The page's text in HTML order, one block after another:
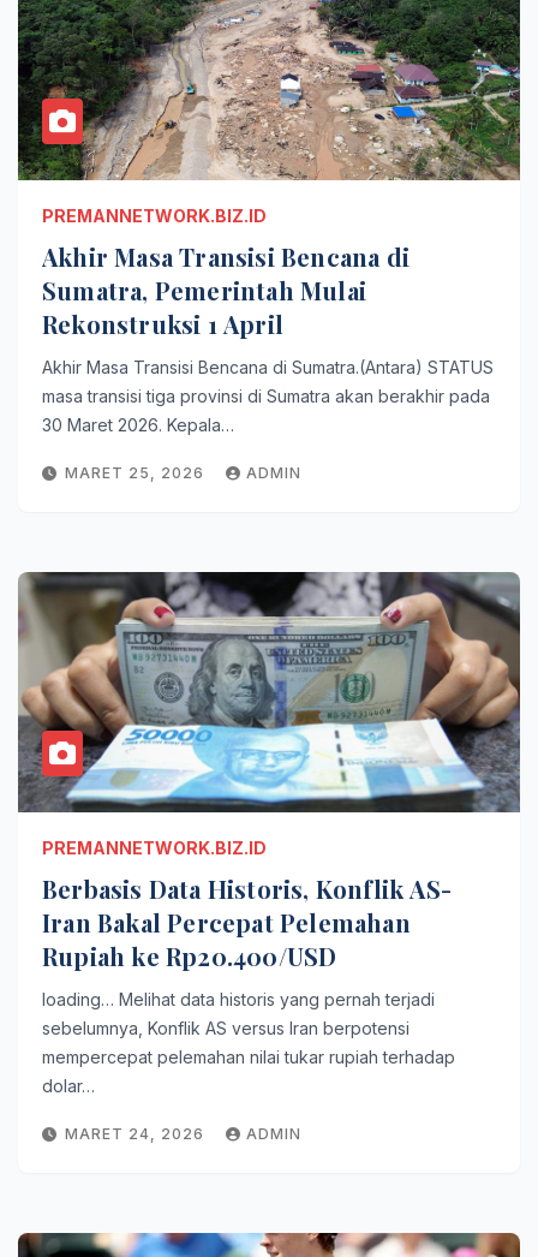
PREMANNETWORK.BIZ.ID
Akhir Masa Transisi Bencana di
Sumatra, Pemerintah Mulai
Rekonstruksi 1 April
Akhir Masa Transisi Bencana di Sumatra.(Antara) STATUS
masa transisi tiga provinsi di Sumatra akan berakhir pada
30 Maret 2026. Kepala…
MARET 25, 2026 ADMIN
PREMANNETWORK.BIZ.ID
Berbasis Data Historis, Konflik AS-
Iran Bakal Percepat Pelemahan
Rupiah ke Rp20.400/USD
loading… Melihat data historis yang pernah terjadi
sebelumnya, Konflik AS versus Iran berpotensi
mempercepat pelemahan nilai tukar rupiah terhadap
dolar…
MARET 24, 2026 ADMIN